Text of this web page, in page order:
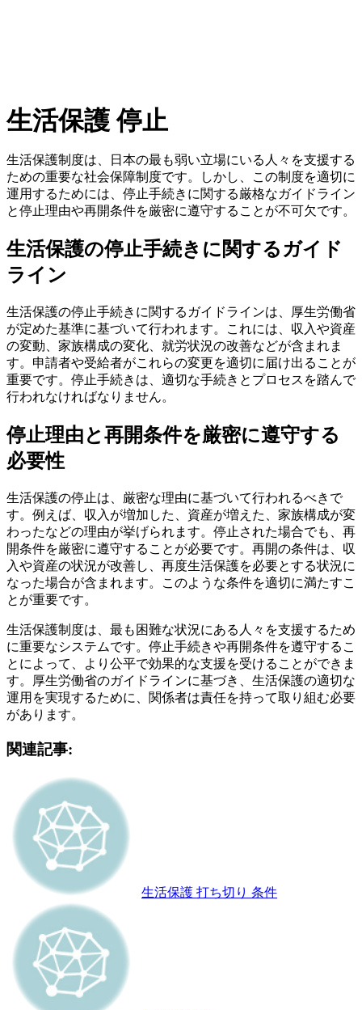
生活保護 停止
生活保護制度は、日本の最も弱い立場にいる人々を支援する
ための重要な社会保障制度です。しかし、この制度を適切に
運用するためには、停止手続きに関する厳格なガイドライン
と停止理由や再開条件を厳密に遵守することが不可欠です。
生活保護の停止手続きに関するガイド
ライン
生活保護の停止手続きに関するガイドラインは、厚生労働省
が定めた基準に基づいて行われます。これには、収入や資産
の変動、家族構成の変化、就労状況の改善などが含まれま
す。申請者や受給者がこれらの変更を適切に届け出ることが
重要です。停止手続きは、適切な手続きとプロセスを踏んで
行われなければなりません。
停止理由と再開条件を厳密に遵守する
必要性
生活保護の停止は、厳密な理由に基づいて行われるべきで
す。例えば、収入が増加した、資産が増えた、家族構成が変
わったなどの理由が挙げられます。停止された場合でも、再
開条件を厳密に遵守することが必要です。再開の条件は、収
入や資産の状況が改善し、再度生活保護を必要とする状況に
なった場合が含まれます。このような条件を適切に満たすこ
とが重要です。
生活保護制度は、最も困難な状況にある人々を支援するため
に重要なシステムです。停止手続きや再開条件を遵守するこ
とによって、より公平で効果的な支援を受けることができま
す。厚生労働省のガイドラインに基づき、生活保護の適切な
運用を実現するために、関係者は責任を持って取り組む必要
があります。
関連記事:
生活保護 打ち切り 条件